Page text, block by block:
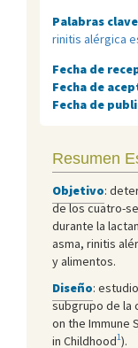
Palabras
rinitis alérgica
Fecha de
Fecha de
Fecha de
Resumen
Objetivo:
de los cuatro-
durante la
asma, rinitis
y alimentos.
Diseño:
subgrupo de la
on the Immune
in Childhood1).